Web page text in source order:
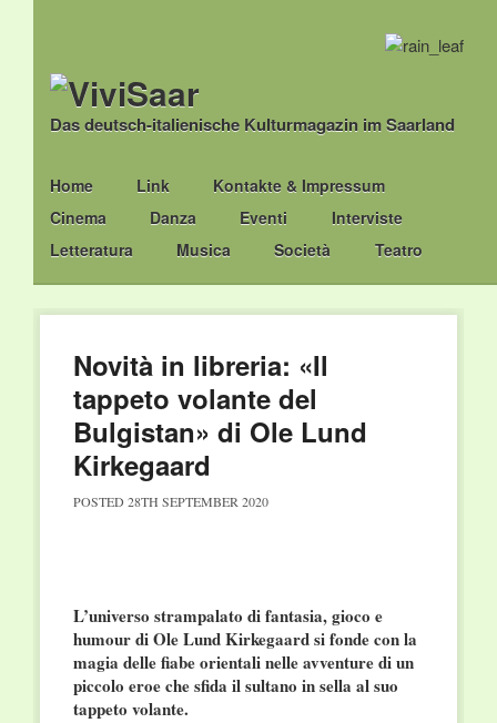
Das deutsch-italienische Kulturmagazin im Saarland
Main menu
Skip
to
content
Home Link
Kontakte & Impressum
Cinema
Danza Eventi
Interviste
Letteratura
Musica Società Teatro
Novità in libreria: «Il
tappeto volante del
Bulgistan» di Ole Lund
Kirkegaard
POSTED 28TH SEPTEMBER 2020
L’universo strampalato di fantasia, gioco e
humour di Ole Lund Kirkegaard si fonde con la
magia delle fiabe orientali nelle avventure di un
piccolo eroe che sfida il sultano in sella al suo
tappeto volante.